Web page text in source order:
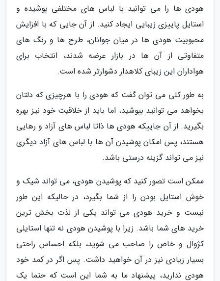
هودی ها را می توانید با لباس های مختلفی پوشیده و
استایل پاییزی زیبایی ایجاد کنید. از آن جایی که با افزایش
محبوبیت هودی ها در میان جوانان، طرح ها و رنگ های
متفاوتی از آن ها در بازار عرضه شدند، انتخاب برای
هواداران این زیبای کلاهدار دشوارتر شده است.
به طور کلی می توان گفت که هودی را با هرچیزی که دلتان
بخواهد می توانید بپوشید، اما باید از خلاقیت خود نیز بهره
بگیرید. از آن جاییکه هودی ها ذاتا لباس های آزاد و رهایی
هستند، پس امکان پوشیدن آن ها با لباس های آزاد دیگری
نیز می تواند گزینه درستی باشد.
ممکن است تصور کنید که پوشیدن هودی، می تواند شیک و
خوش استایل بودن را از شما بگیرد، در حالیکه این طور
نیست و خرید هودی می تواند یکی از لذت بخش ترین
خرید های شما باشد. زیرا با پوشیدن هودی نه تنها استایلی
کژوال و خاص را صاحب می شوید، بلکه احساس راحتی
بسیار زیادی نیز در آن خواهید داشت. پس اگر در کمد خود
هودی ندارید، پیشنهاد ما به شما این است که حتما یک